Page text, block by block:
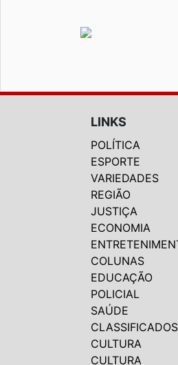
LINKS
POLÍTICA
ESPORTE
VARIEDADES
REGIÃO
JUSTIÇA
ECONOMIA
COLUNAS
EDUCAÇÃO
POLICIAL
SAÚDE
CLASSIFICADOS
CULTURA
CULTURA